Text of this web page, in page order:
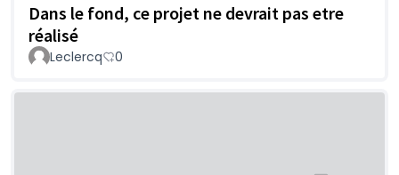
Dans le fond, ce projet ne devrait pas etre
réalisé
Leclercq 0